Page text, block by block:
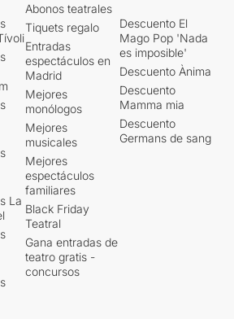
La
Abonos teatrales
Tiquets regalo
Entradas
espectáculos en
Madrid
Mejores
monólogos
Mejores
musicales
Mejores
espectáculos
familiares
Black Friday
Teatral
Gana entradas de
teatro gratis -
concursos
Descuento El
Mago Pop 'Nada
es imposible'
Descuento Ànima
Descuento
Mamma mia
Descuento
Germans de sang